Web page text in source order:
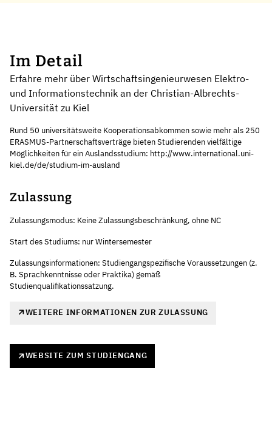
Im Detail
Erfahre mehr über Wirtschaftsingenieurwesen Elektro-
und Informationstechnik an der Christian-Albrechts-
Universität zu Kiel
Rund 50 universitätsweite Kooperationsabkommen sowie mehr als 250
ERASMUS-Partnerschaftsverträge bieten Studierenden vielfältige
Möglichkeiten für ein Auslandsstudium: http://www.international.uni-
kiel.de/de/studium-im-ausland
Zulassung
Zulassungsmodus: Keine Zulassungsbeschränkung, ohne NC
Start des Studiums: nur Wintersemester
Zulassungsinformationen: Studiengangspezifische Voraussetzungen (z.
B. Sprachkenntnisse oder Praktika) gemäß
Studienqualifikationssatzung.
WEITERE INFORMATIONEN ZUR ZULASSUNG
WEBSITE ZUM STUDIENGANG